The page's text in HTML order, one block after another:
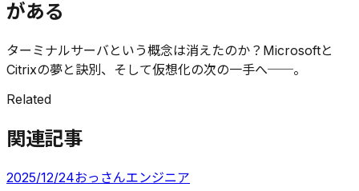
がある
ターミナルサーバという概念は消えたのか？Microsoftと
Citrixの夢と訣別、そして仮想化の次の一手へ──。
Related
関連記事
2025/12/24おっさんエンジニア